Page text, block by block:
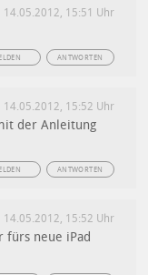
14.05.2012, 15:51 Uhr
ANTWORTEN
14.05.2012, 15:52 Uhr
der Anleitung
ANTWORTEN
14.05.2012, 15:52 Uhr
fürs neue iPad